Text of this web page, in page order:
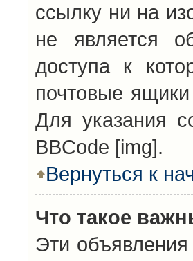
ссылку ни на
не является
доступа к
почтовые
Для указания
BBCode [img].
Вернуться к
Что такое
Эти